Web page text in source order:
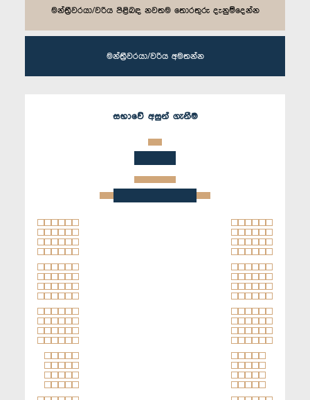
මන්ත්‍රීවරයා/වරිය පිළිබඳ නවතම තොරතුරු දැනුම්දෙන්න
මන්ත්‍රීවරයා/වරිය අමතන්න
සභාවේ අසුන් ගැනීම